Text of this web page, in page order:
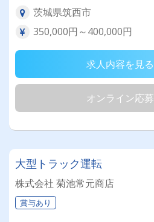
茨城県筑西市
350,000円～400,000円
求人内容を見る
オンライン応募
大型トラック運転
株式会社 菊池常元商店
賞与あり